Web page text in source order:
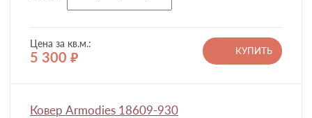
Цена за кв.м.:
5 300 руб.
КУПИТЬ
Ковер Armodies 18609-930